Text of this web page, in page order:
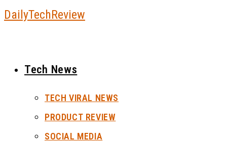
Skip
DailyTechReview
Tech News
TECH VIRAL NEWS
PRODUCT REVIEW
SOCIAL MEDIA